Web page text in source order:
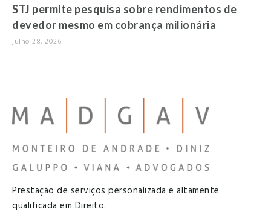
STJ permite pesquisa sobre rendimentos de
devedor mesmo em cobrança milionária
julho 28, 2026
Prestação de serviços personalizada e altamente
qualificada em Direito.